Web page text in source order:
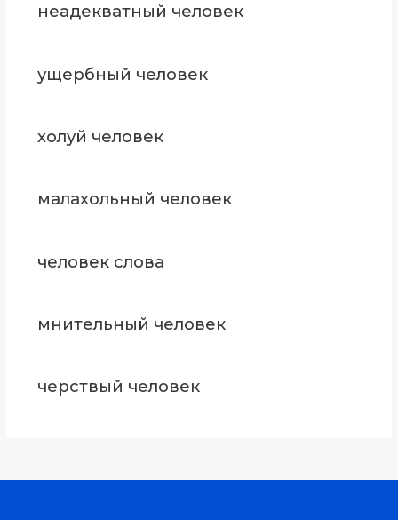
неадекватный человек
ущербный человек
холуй человек
малахольный человек
человек слова
мнительный человек
черствый человек